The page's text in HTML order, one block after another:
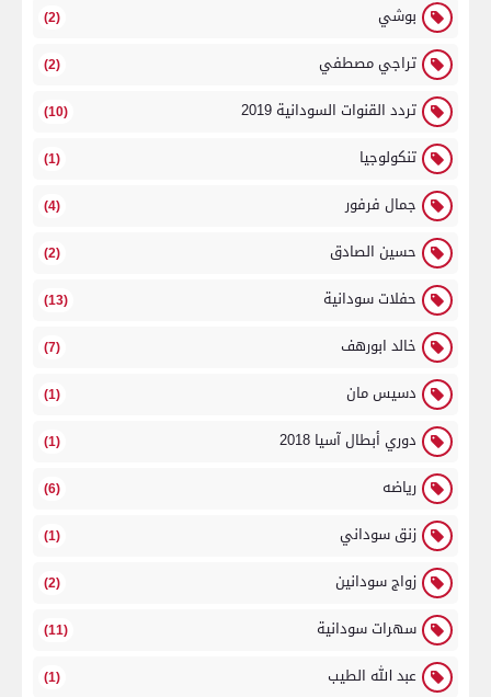
بوشي (2)
تراجي مصطفي (2)
تردد القنوات السودانية 2019 (10)
تنكولوجيا (1)
جمال فرفور (4)
حسين الصادق (2)
حفلات سودانية (13)
خالد ابورهف (7)
دسيس مان (1)
دوري أبطال آسيا 2018 (1)
رياضه (6)
زنق سوداني (1)
زواج سودانين (2)
سهرات سودانية (11)
عبد الله الطيب (1)